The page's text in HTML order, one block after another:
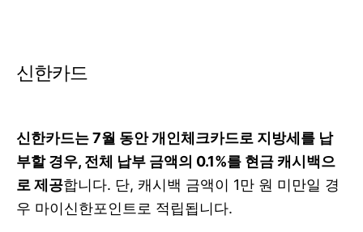
신한카드
신한카드는 7월 동안 개인체크카드로 지방세를 납
부할 경우, 전체 납부 금액의 0.1%를 현금 캐시백으
로 제공합니다. 단, 캐시백 금액이 1만 원 미만일 경
우 마이신한포인트로 적립됩니다.